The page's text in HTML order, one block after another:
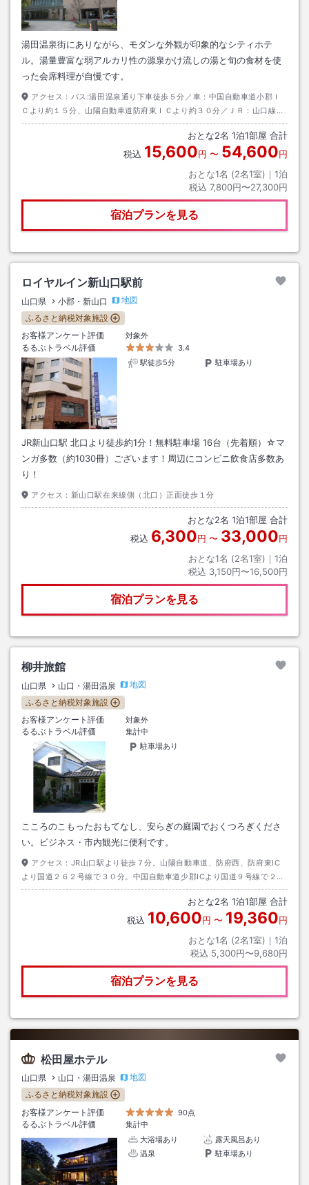
湯田温泉街にありながら、モダンな外観が印象的なシティホテ
ル。湯量豊富な弱アルカリ性の源泉かけ流しの湯と旬の食材を使
った会席料理が自慢です。
アクセス： バス:湯田温泉通り下車徒歩５分／車：中国自動車道小郡Ｉ
Ｃより約１５分、山陽自動車道防府東ＩＣより約３０分／ＪＲ：山口線湯
田温泉駅下車徒歩２０分当館は電気自動車の充電も可能です★
おとな2名 1泊1部屋 合計
税込 15,600円 〜 54,600円
おとな1名 (2名1室)｜ 1泊
税込 7,800円〜27,300円
宿泊プランを見る
ロイヤルイン新山口駅前
山口県 小郡・新山口
地図
ふるさと納税対象施設
お客様アンケート評価
対象外
るるぶトラベル評価
3.4
駅徒歩5分
駐車場あり
JR新山口駅 北口より徒歩約1分！無料駐車場 16台（先着順）☆マ
ンガ多数（約1030冊）ございます！周辺にコンビニ飲食店多数あ
り！
アクセス： 新山口駅在来線側（北口）正面徒歩１分
おとな2名 1泊1部屋 合計
税込 6,300円 〜 33,000円
おとな1名 (2名1室)｜ 1泊
税込 3,150円〜16,500円
宿泊プランを見る
柳井旅館
山口県 山口・湯田温泉
地図
ふるさと納税対象施設
お客様アンケート評価
対象外
るるぶトラベル評価
集計中
駐車場あり
こころのこもったおもてなし、安らぎの庭園でおくつろぎくださ
い。ビジネス・市内観光に便利です。
アクセス： JR山口駅より徒歩７分。山陽自動車道、防府西、防府東IC
より国道２６２号線で３０分。中国自動車道少郡ICより国道９号線で２５
分。
おとな2名 1泊1部屋 合計
税込 10,600円 〜 19,360円
おとな1名 (2名1室)｜ 1泊
税込 5,300円〜9,680円
宿泊プランを見る
松田屋ホテル
山口県 山口・湯田温泉
地図
ふるさと納税対象施設
お客様アンケート評価
90点
るるぶトラベル評価
集計中
大浴場あり
露天風呂あり
温泉
駐車場あり